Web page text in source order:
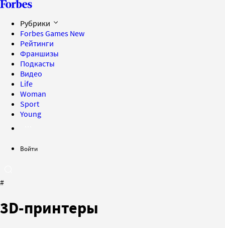
Рубрики
Forbes Games New
Рейтинги
Франшизы
Подкасты
Видео
Life
Woman
Sport
Young
Войти
#
3D-принтеры